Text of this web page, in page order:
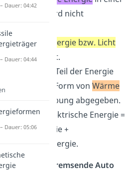
Glühbirne wird nicht
vollständig in
Strahlungsenergie bzw. Licht
umgewandelt.
Ein gewisser Teil der Energie
wird auch in Form von Wärme
an die Umgebung abgegeben.
Dabei gilt: elektrische Energie =
Wärmeenergie +
Strahlungsenergie.
2: Das bremsende Auto
Dauer: 04:42
Dauer: 04:44
Dauer: 05:06